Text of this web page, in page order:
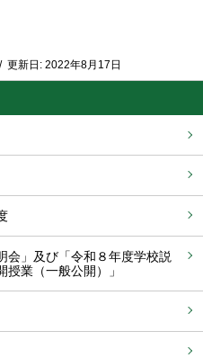
会」及び「令和８年度学校説
業（一般公開）」
更新日: 2022年8月17日